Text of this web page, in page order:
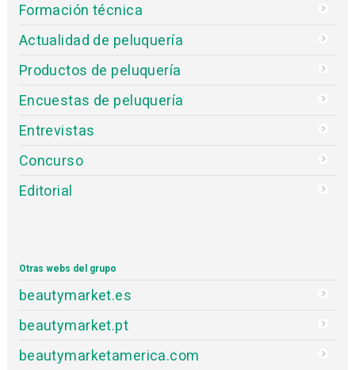
Formación técnica
Actualidad de peluquería
Productos de peluquería
Encuestas de peluquería
Entrevistas
Concurso
Editorial
Otras webs del grupo
beautymarket.es
beautymarket.pt
beautymarketamerica.com